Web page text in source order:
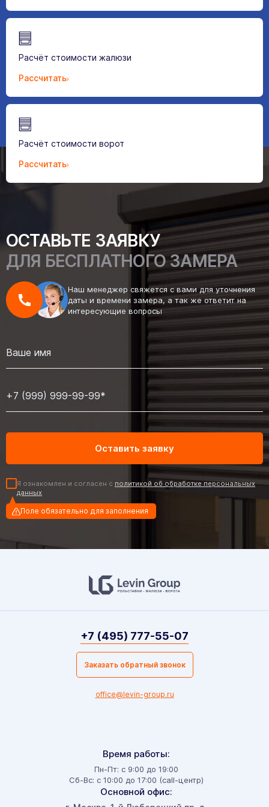
Расчёт стоимости жалюзи
Рассчитать
Расчёт стоимости ворот
Рассчитать
ОСТАВЬТЕ ЗАЯВКУ
ДЛЯ БЕСПЛАТНОГО ЗАМЕРА
Наш менеджер свяжется с вами для уточнения
даты и времени замера, а так же ответит на
интересующие вопросы
Я ознакомлен и согласен с политикой об обработке персональных
данных
Поле обязательно для заполнения
Время работы:
Пн-Пт: с 9:00 до 19:00
Сб-Вс: с 10:00 до 17:00 (call-центр)
Основной офис:
+7 (495) 777-55-07
Заказать обратный звонок
office@levin-group.ru